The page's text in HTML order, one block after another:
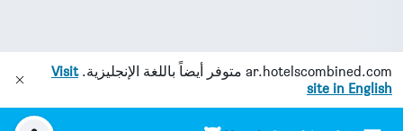
ar.hotelscombined.com متوفر أيضاً باللغة الإنجليزية.Visit
site in English